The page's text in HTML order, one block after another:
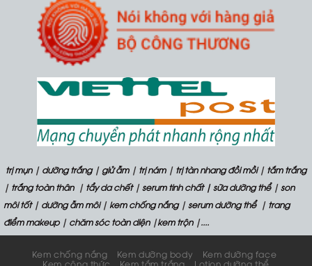
trị mụn| dưỡng trắng| giử ẫm| trị nám| trị tàn nhang đồi mồi| tắm trắng
| trắng toàn thân| tẩy da chết|serum tinh chất | sữa dưỡng thể |son
môi tốt| dưỡng ẫm môi| kem chống nắng|serum dưỡng thể | trang
điểm makeup| chăm sóc toàn diện|kem trộn|....
Kem chống nắng Kem dưỡng body
Kem dưỡng face
Kem công thức
Kem tắm trắng Lotion dưỡng thể